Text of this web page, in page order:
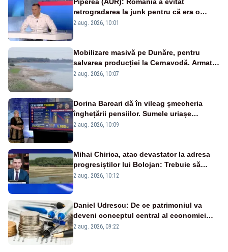
retrogradarea la junk pentru că era o
catastrofă pentru bănci și fondurile de
2 aug. 2026, 10:01
Mobilizare masivă pe Dunăre, pentru
salvarea producției la Cernavodă. Armata
va detona o stâncă și va devia apa
2 aug. 2026, 10:07
Dorina Barcari dă în vileag șmecheria
înghețării pensiilor. Sumele uriașe
pierdute de fiecare român
2 aug. 2026, 10:09
Mihai Chirica, atac devastator la adresa
progresiștilor lui Bolojan: Trebuie să
protejăm și natura, dar nu șținem omaneii
2 aug. 2026, 10:12
Daniel Udrescu: De ce patrimoniul va
deveni conceptul central al economiei
viitoare?
2 aug. 2026, 09:22